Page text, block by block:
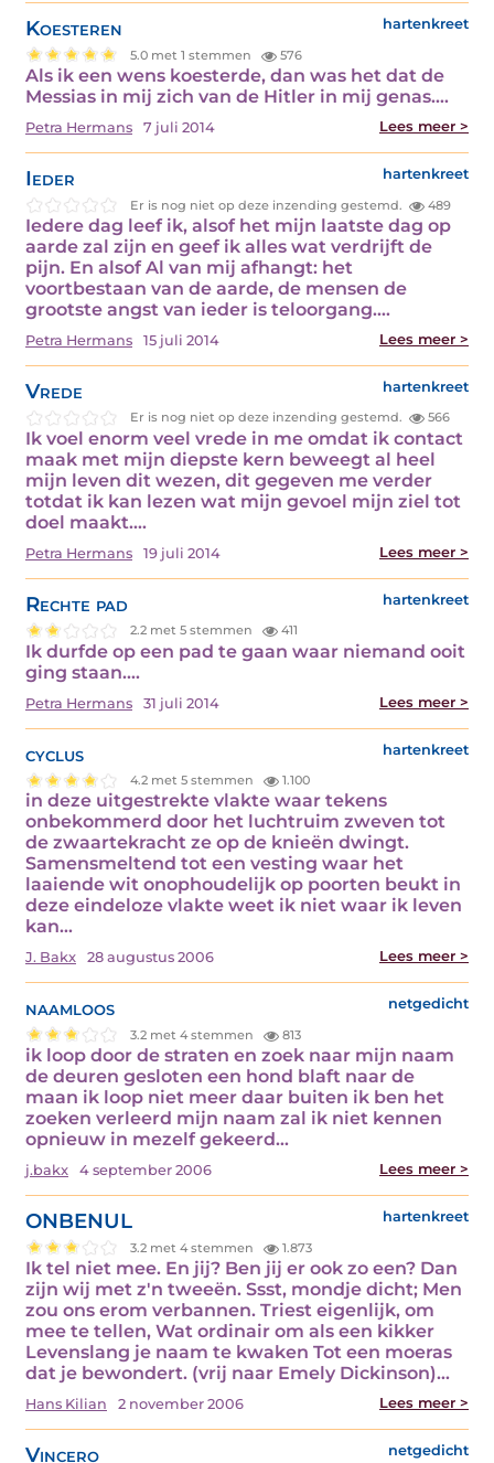
Koesteren hartenkreet
5.0 met 1 stemmen 576
Als ik een wens koesterde, dan was het dat de
Messias in mij zich van de Hitler in mij genas.…
Petra Hermans 7 juli 2014 Lees meer >
Ieder hartenkreet
Er is nog niet op deze inzending gestemd. 489
Iedere dag leef ik, alsof het mijn laatste dag op
aarde zal zijn en geef ik alles wat verdrijft de
pijn. En alsof Al van mij afhangt: het
voortbestaan van de aarde, de mensen de
grootste angst van ieder is teloorgang.…
Petra Hermans 15 juli 2014 Lees meer >
Vrede hartenkreet
Er is nog niet op deze inzending gestemd. 566
Ik voel enorm veel vrede in me omdat ik contact
maak met mijn diepste kern beweegt al heel
mijn leven dit wezen, dit gegeven me verder
totdat ik kan lezen wat mijn gevoel mijn ziel tot
doel maakt.…
Petra Hermans 19 juli 2014 Lees meer >
Rechte pad hartenkreet
2.2 met 5 stemmen 411
Ik durfde op een pad te gaan waar niemand ooit
ging staan.…
Petra Hermans 31 juli 2014 Lees meer >
cyclus hartenkreet
4.2 met 5 stemmen 1.100
in deze uitgestrekte vlakte waar tekens
onbekommerd door het luchtruim zweven tot
de zwaartekracht ze op de knieën dwingt.
Samensmeltend tot een vesting waar het
laaiende wit onophoudelijk op poorten beukt in
deze eindeloze vlakte weet ik niet waar ik leven
kan…
J. Bakx 28 augustus 2006 Lees meer >
naamloos netgedicht
3.2 met 4 stemmen 813
ik loop door de straten en zoek naar mijn naam
de deuren gesloten een hond blaft naar de
maan ik loop niet meer daar buiten ik ben het
zoeken verleerd mijn naam zal ik niet kennen
opnieuw in mezelf gekeerd…
j.bakx 4 september 2006 Lees meer >
ONBENUL hartenkreet
3.2 met 4 stemmen 1.873
Ik tel niet mee. En jij? Ben jij er ook zo een? Dan
zijn wij met z'n tweeën. Ssst, mondje dicht; Men
zou ons erom verbannen. Triest eigenlijk, om
mee te tellen, Wat ordinair om als een kikker
Levenslang je naam te kwaken Tot een moeras
dat je bewondert. (vrij naar Emely Dickinson)…
Hans Kilian 2 november 2006 Lees meer >
Vincero netgedicht